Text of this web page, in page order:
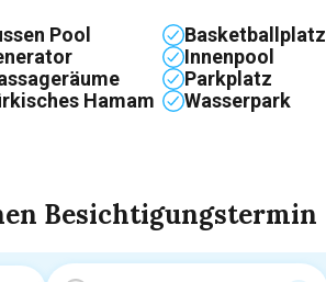
Pool Basketballplatz
Innenpool
Parkplatz
Hamam Wasserpark
Besichtigungstermin